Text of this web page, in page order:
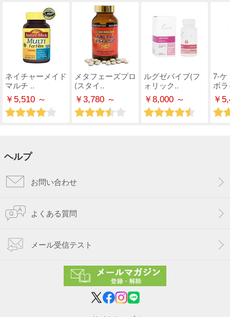
ネイチャーメイド
マルチ ..
￥5,510 ～
メタフェーズプロ
(スタイ..
￥3,780 ～
ルグゼバイブ(フ
ォリック..
￥8,000 ～
7-ケ
ボ
￥
ヘルプ
お問い合わせ
よくある質問
メール受信テスト